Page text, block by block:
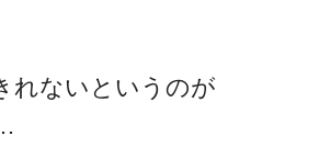
れないというのが